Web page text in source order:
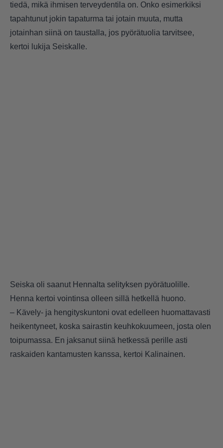
tiedä, mikä ihmisen terveydentila on. Onko esimerkiksi
tapahtunut jokin tapaturma tai jotain muuta, mutta
jotainhan siinä on taustalla, jos pyörätuolia tarvitsee,
kertoi lukija Seiskalle.
Seiska oli saanut Hennalta selityksen pyörätuolille.
Henna kertoi vointinsa olleen sillä hetkellä huono.
– Kävely- ja hengityskuntoni ovat edelleen huomattavasti
heikentyneet, koska sairastin keuhkokuumeen, josta olen
toipumassa. En jaksanut siinä hetkessä perille asti
raskaiden kantamusten kanssa, kertoi Kalinainen.